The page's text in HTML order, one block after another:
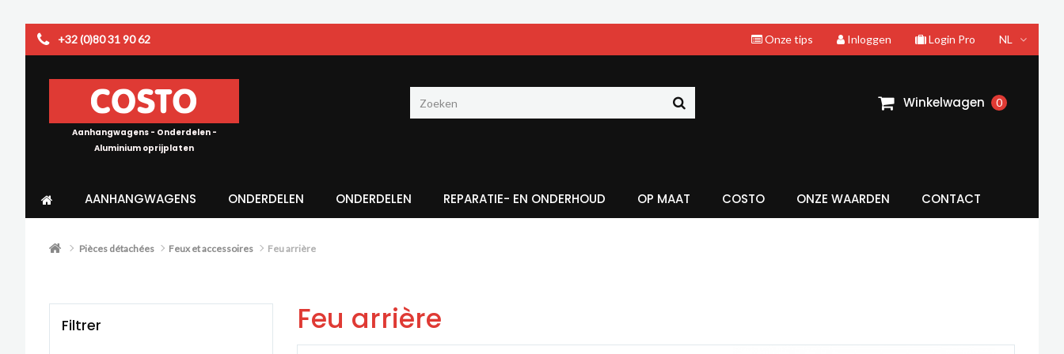
NL
Login Pro
Inloggen
Onze tips
+32 (0)80 31 90 62
Aanhangwagens - Onderdelen -
Aluminium oprijplaten
Winkelwagen 0
AANHANGWAGENS ONDERDELEN ONDERDELEN REPARATIE- EN ONDERHOUD OP MAAT COSTO ONZE WAARDEN CONTACT
Pièces détachées Feux et accessoires Feu arrière
Filtrer
Feu arrière